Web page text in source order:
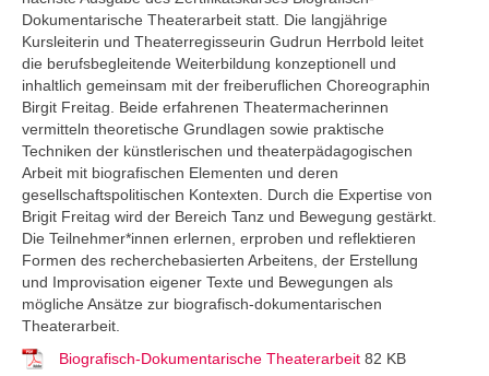
Dokumentarische Theaterarbeit statt. Die langjährige
Kursleiterin und Theaterregisseurin Gudrun Herrbold leitet
die berufsbegleitende Weiterbildung konzeptionell und
inhaltlich gemeinsam mit der freiberuflichen Choreographin
Birgit Freitag. Beide erfahrenen Theatermacherinnen
vermitteln theoretische Grundlagen sowie praktische
Techniken der künstlerischen und theaterpädagogischen
Arbeit mit biografischen Elementen und deren
gesellschaftspolitischen Kontexten. Durch die Expertise von
Brigit Freitag wird der Bereich Tanz und Bewegung gestärkt.
Die Teilnehmer*innen erlernen, erproben und reflektieren
Formen des recherchebasierten Arbeitens, der Erstellung
und Improvisation eigener Texte und Bewegungen als
mögliche Ansätze zur biografisch-dokumentarischen
Theaterarbeit.
Biografisch-Dokumentarische Theaterarbeit 82 KB